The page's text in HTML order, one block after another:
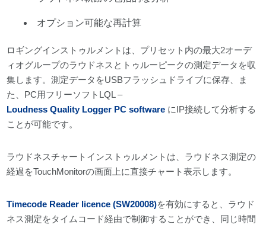
オプション可能な再計算
ロギングインストゥルメントは、プリセット内の最大2オーデ
ィオグループのラウドネスとトゥルーピークの測定データを収
集します。測定データをUSBフラッシュドライブに保存、ま
た、PC用フリーソフトLQL –
Loudness Quality Logger PC software にIP接続して分析する
ことが可能です。
ラウドネスチャートインストゥルメントは、ラウドネス測定の
経過をTouchMonitorの画面上に直接チャート表示します。
Timecode Reader licence (SW20008)を有効にすると、ラウド
ネス測定をタイムコード経由で制御することができ、同じ時間